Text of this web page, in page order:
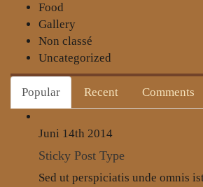
Food
Gallery
Non classé
Uncategorized
Popular Recent Comments
Juni 14th 2014
Sticky Post Type
Sed ut perspiciatis unde omnis